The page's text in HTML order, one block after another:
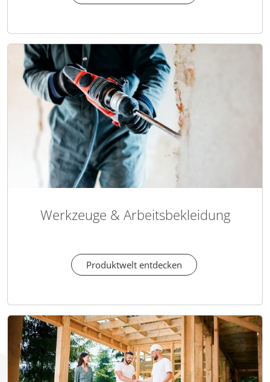
Werkzeuge & Arbeitsbekleidung
Produktwelt entdecken